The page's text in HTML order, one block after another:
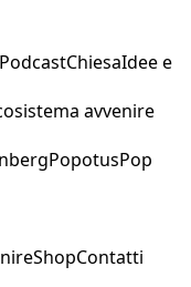
PodcastChiesaIdee e
avvenire
PopotusPop
ShopContatti